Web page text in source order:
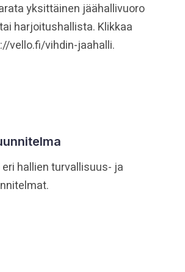
yksittäinen jäähallivuoro
harjoitushallista. Klikkaa
vello.fi/vihdin-jaahalli.
hallien turvallisuus- ja